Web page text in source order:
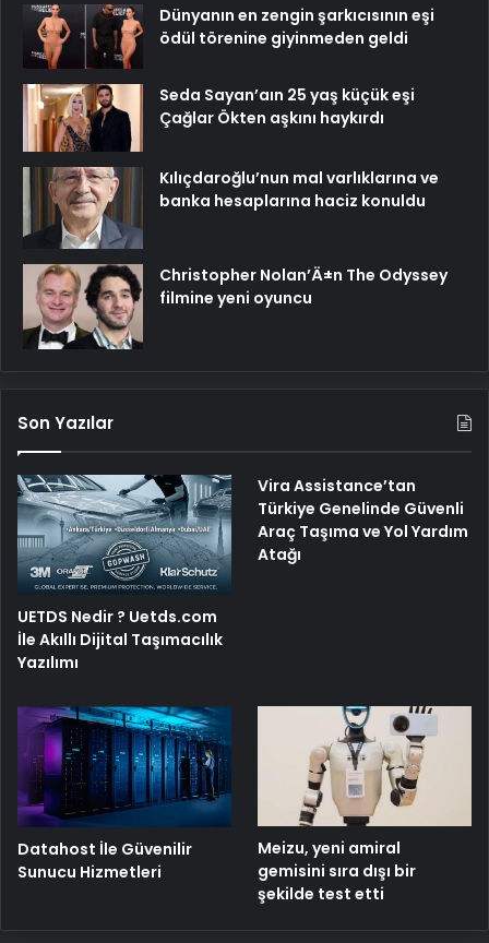
Dünyanın en zengin şarkıcısının eşi
ödül törenine giyinmeden geldi
Seda Sayan’aın 25 yaş küçük eşi
Çağlar Ökten aşkını haykırdı
Kılıçdaroğlu’nun mal varlıklarına ve
banka hesaplarına haciz konuldu
Christopher Nolan’Ä±n The Odyssey
filmine yeni oyuncu
Son Yazılar
UETDS Nedir ? Uetds.com
İle Akıllı Dijital Taşımacılık
Yazılımı
Vira Assistance’tan
Türkiye Genelinde Güvenli
Araç Taşıma ve Yol Yardım
Atağı
Datahost İle Güvenilir
Sunucu Hizmetleri
Meizu, yeni amiral
gemisini sıra dışı bir
şekilde test etti